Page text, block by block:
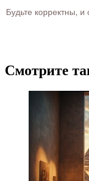
Будьте корректны,
Смотрите